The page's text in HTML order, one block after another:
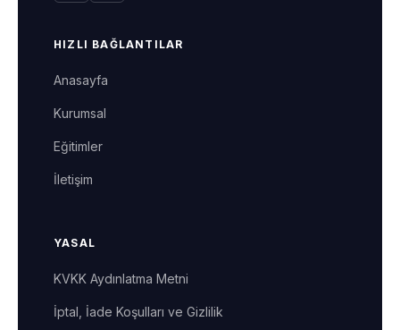
HIZLI BAĞLANTILAR
Anasayfa
Kurumsal
Eğitimler
İletişim
YASAL
KVKK Aydınlatma Metni
İptal, İade Koşulları ve Gizlilik